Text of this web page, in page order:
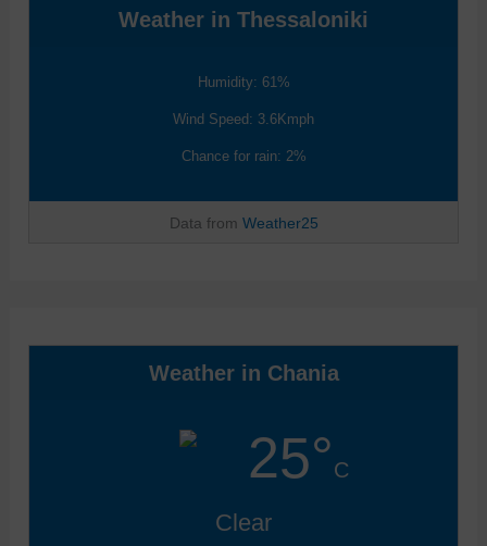
Weather in Thessaloniki
Humidity: 61%
Wind Speed: 3.6Kmph
Chance for rain: 2%
Data from Weather25
Weather in Chania
25°C
Clear